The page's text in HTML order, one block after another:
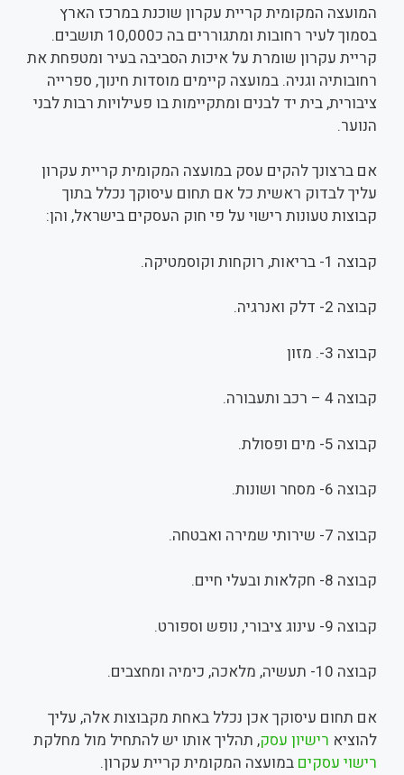
המועצה המקומית קריית עקרון שוכנת במרכז הארץ
בסמוך לעיר רחובות ומתגוררים בה כ10,000 תושבים.
קריית עקרון שומרת על איכות הסביבה בעיר ומטפחת את
רחובותיה וגניה. במועצה קיימים מוסדות חינוך, ספרייה
ציבורית, בית יד לבנים ומתקיימות בו פעילויות רבות לבני
הנוער.
אם ברצונך להקים עסק במועצה המקומית קריית עקרון
עליך לבדוק ראשית כל אם תחום עיסוקך נכלל בתוך
קבוצות טעונות רישוי על פי חוק העסקים בישראל, והן:
קבוצה 1- בריאות, רוקחות וקוסמטיקה.
קבוצה 2- דלק ואנרגיה.
קבוצה 3-. מזון
קבוצה 4 – רכב ותעבורה.
קבוצה 5- מים ופסולת.
קבוצה 6- מסחר ושונות.
קבוצה 7- שירותי שמירה ואבטחה.
קבוצה 8- חקלאות ובעלי חיים.
קבוצה 9- עינוג ציבורי, נופש וספורט.
קבוצה 10- תעשיה, מלאכה, כימיה ומחצבים.
אם תחום עיסוקך אכן נכלל באחת מקבוצות אלה, עליך
להוציא רישיון עסק, תהליך אותו יש להתחיל מול מחלקת
רישוי עסקים במועצה המקומית קריית עקרון.